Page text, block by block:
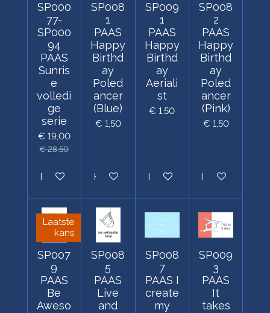
SP000
77-
SP000
94
PAAS
Sunris
e
volledi
ge
serie
€ 19,00
€ 28,50
Houd mij op de hoogte
SP008
1
PAAS
Happy
Birthd
ay
Poled
ancer
(Blue)
€ 1,50
Houd mij op de hoogte
SP009
1
PAAS
Happy
Birthd
ay
Aeriali
st
€ 1,50
In winkelwagen
SP008
2
PAAS
Happy
Birthd
ay
Poled
ancer
(Pink)
€ 1,50
Houd mij op
Laatste
kans
SP007
9
PAAS
Be
Aweso
SP008
5
PAAS
Live
and
SP008
7
PAAS I
create
my
SP009
3
PAAS
It
takes